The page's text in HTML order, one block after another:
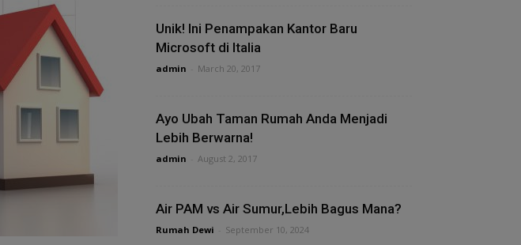
Unik! Ini Penampakan Kantor Baru
Microsoft di Italia
admin March 20, 2017
Ayo Ubah Taman Rumah Anda Menjadi
Lebih Berwarna!
admin August 2, 2017
Air PAM vs Air Sumur,Lebih Bagus Mana?
Rumah Dewi September 10, 2024